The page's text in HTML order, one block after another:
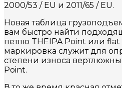
2000/53 / EU и 2011/65 / EU.
Новая таблица
вам быстро найти
петлю THEIPA Point или flat
маркировка служит для
степени износа
Point.